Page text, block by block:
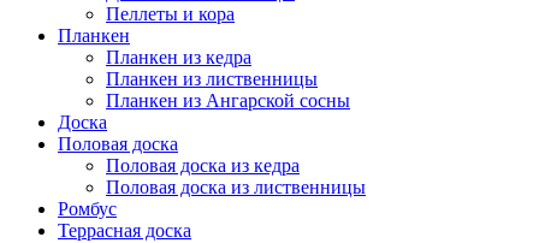
Пеллеты и кора
Планкен
Планкен из кедра
Планкен из лиственницы
Планкен из Ангарской сосны
Доска
Половая доска
Половая доска из кедра
Половая доска из лиственницы
Ромбус
Террасная доска